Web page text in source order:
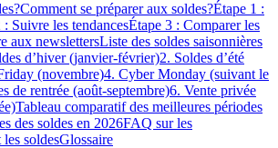
Comment se préparer aux soldes?Étape 1 :
: Suivre les tendancesÉtape 3 : Comparer les
aux newslettersListe des soldes saisonnières
d’hiver (janvier-février)2. Soldes d’été
(novembre)4. Cyber Monday (suivant le
de rentrée (août-septembre)6. Vente privée
Tableau comparatif des meilleures périodes
des soldes en 2026FAQ sur les
soldesGlossaire